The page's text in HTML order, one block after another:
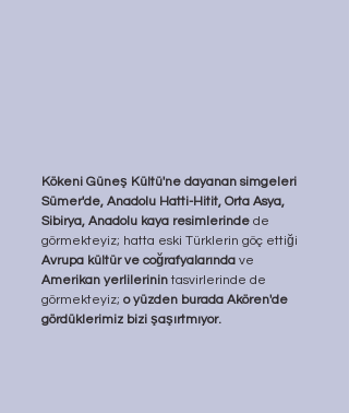
Kökeni Güneş Kültü'ne dayanan simgeleri
Sümer'de, Anadolu Hatti-Hitit, Orta Asya,
Sibirya, Anadolu kaya resimlerinde de
görmekteyiz; hatta eski Türklerin göç ettiği
Avrupa kültür ve coğrafyalarında ve
Amerikan yerlilerinin tasvirlerinde de
görmekteyiz; o yüzden burada Akören'de
gördüklerimiz bizi şaşırtmıyor.